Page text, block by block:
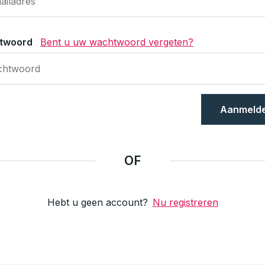
Bent u uw wachtwoord vergeten?
OF
Hebt u geen account? Nu registreren